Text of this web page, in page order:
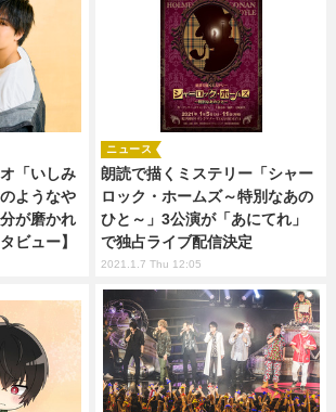
「いしみ
ようなや
が磨かれ
ビュー】
朗読で描くミステリー「シャー
ロック・ホームズ～特別なあの
ひと～」3公演が「あにてれ」
で独占ライブ配信決定
ニュース
2021.1.7 Thu 12:05